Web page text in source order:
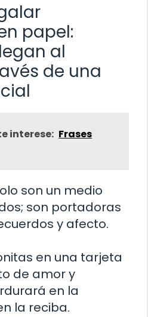
papel:
al
de una
interese: Frases
son un medio
son portadoras
y afecto.
en una tarjeta
de amor y
en la
la reciba.